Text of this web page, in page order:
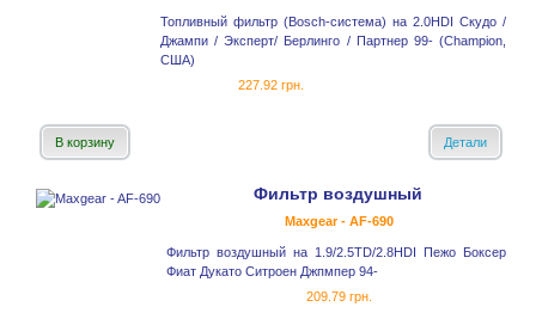
Топливный фильтр (Bosch-система) на 2.0HDI Скудо /
Джампи / Эксперт/ Берлинго / Партнер 99- (Champion,
США)
227.92 грн.
В корзину Детали
Фильтр воздушный
Maxgear - AF-690
Фильтр воздушный на 1.9/2.5TD/2.8HDI Пежо Боксер
Фиат Дукато Ситроен Джпмпер 94-
209.79 грн.